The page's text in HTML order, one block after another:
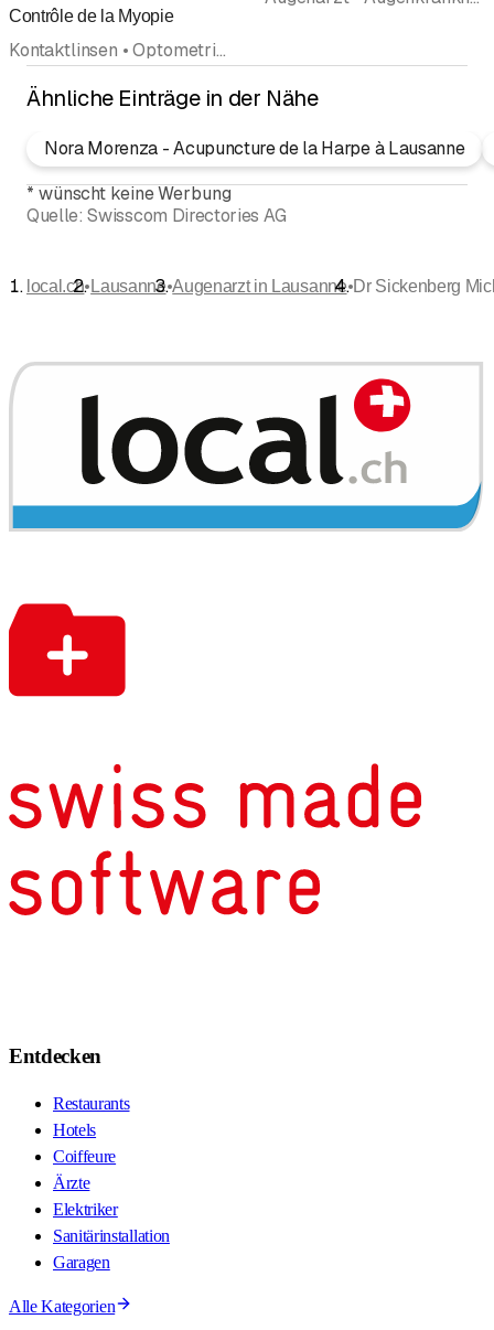
Contrôle de la Myopie
Kontaktlinsen • Optometrie • Augenarzt • Augenkrankheiten (Ophthalmologie) • Ophthalmologie • Augenchirurgie (Ophthalmochirurgie) • Augenzentrum • Ärzte
Ähnliche Einträge in der Nähe
Nora Morenza - Acupuncture de la Harpe à Lausanne
* wünscht keine Werbung
Quelle: Swisscom Directories AG
local.ch• Lausanne•Augenarzt in Lausanne•Dr Sickenberg
Entdecken
Restaurants
Hotels
Coiffeure
Ärzte
Elektriker
Sanitärinstallation
Garagen
Alle Kategorien